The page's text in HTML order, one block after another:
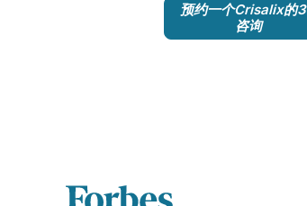
预约一个Crisalix的
咨询